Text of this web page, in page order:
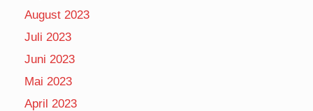
August 2023
Juli 2023
Juni 2023
Mai 2023
April 2023